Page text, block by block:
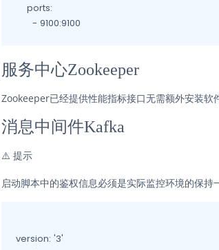
    ports:
      - 9100:9100
服务中心Zookeeper
Zookeeper已经提供性能指标接口无需额外安装软件
消息中间件Kafka
⚠️ 提示
启动脚本中的鉴权信息必须是实际监控环境的保持
version: '3'